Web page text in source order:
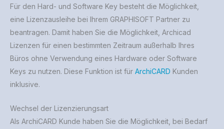
Für den Hard- und Software Key besteht die Möglichkeit,
eine Lizenzausleihe bei Ihrem GRAPHISOFT Partner zu
beantragen. Damit haben Sie die Möglichkeit, Archicad
Lizenzen für einen bestimmten Zeitraum außerhalb Ihres
Büros ohne Verwendung eines Hardware oder Software
Keys zu nutzen. Diese Funktion ist für ArchiCARD Kunden
inklusive.
Wechsel der Lizenzierungsart
Als ArchiCARD Kunde haben Sie die Möglichkeit, bei Bedarf